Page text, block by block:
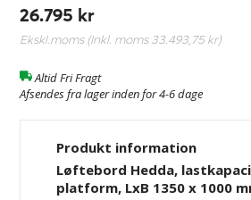
26.795 kr
Ekskl.moms (Inkl. moms33.493,75 kr)
Altid Fri Fragt
Afsendes fra lager inden for 4-6 dage
Produkt information
Løftebord Hedda,
platform, LxB 1350 x 1000